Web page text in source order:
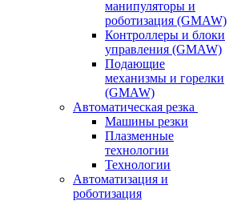
манипуляторы и
роботизация (GMAW)
Контроллеры и блоки
управления (GMAW)
Подающие
механизмы и горелки
(GMAW)
Автоматическая резка
Машины резки
Плазменные
технологии
Технологии
Автоматизация и
роботизация